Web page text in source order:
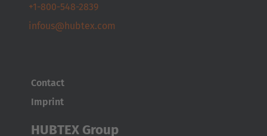
España
+1-800-548-2839
infous@hubtex.com
Contact
Imprint
HUBTEX Group